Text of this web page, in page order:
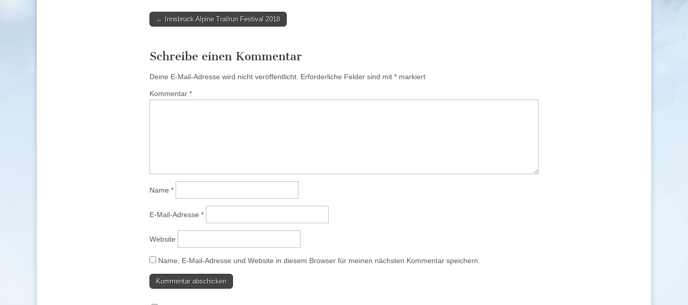
Post← Innsbruck Alpine Trailrun Festival 2018
Schreibe einen Kommentar
Deine E-Mail-Adresse wird nicht veröffentlicht. Erforderliche Felder sind mit *markiert
Kommentar *
Name *
E-Mail-Adresse *
Website
Name, E-Mail-Adresse und Website in diesem Browser für meinen nächsten Kommentar speichern.